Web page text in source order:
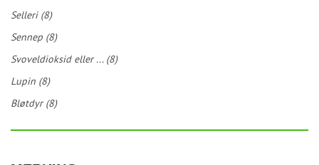
Selleri (8)
Sennep (8)
Svoveldioksid eller ... (8)
Lupin (8)
Bløtdyr (8)